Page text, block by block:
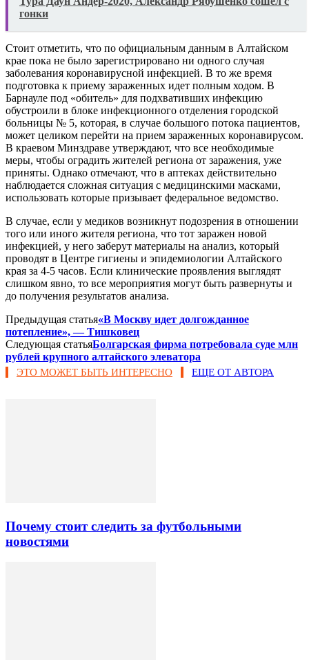
гонки
Стоит отметить, что по официальным данным в Алтайском
крае пока не было зарегистрировано ни одного случая
заболевания коронавирусной инфекцией. В то же время
подготовка к приему зараженных идет полным ходом. В
Барнауле под «обитель» для подхвативших инфекцию
обустроили в блоке инфекционного отделения городской
больницы № 5, которая, в случае большого потока пациентов,
может целиком перейти на прием зараженных коронавирусом.
В краевом Минздраве утверждают, что все необходимые
меры, чтобы оградить жителей региона от заражения, уже
приняты. Однако отмечают, что в аптеках действительно
наблюдается сложная ситуация с медицинскими масками,
использовать которые призывает федеральное ведомство.
В случае, если у медиков возникнут подозрения в отношении
того или иного жителя региона, что тот заражен новой
инфекцией, у него заберут материалы на анализ, который
проводят в Центре гигиены и эпидемиологии Алтайского
края за 4-5 часов. Если клинические проявления выглядят
слишком явно, то все мероприятия могут быть развернуты и
до получения результатов анализа.
Предыдущая статья«В Москву идет долгожданное
потепление», — Тишковец
Следующая статьяБолгарская фирма потребовала суде млн
рублей крупного алтайского элеватора
ЭТО МОЖЕТ БЫТЬ ИНТЕРЕСНО ЕЩЕ ОТ АВТОРА
Почему стоит следить за футбольными
новостями